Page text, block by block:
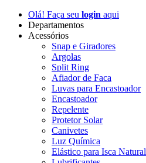
Olá! Faça seu login aqui
Departamentos
Acessórios
Snap e Giradores
Argolas
Split Ring
Afiador de Faca
Luvas para Encastoador
Encastoador
Repelente
Protetor Solar
Canivetes
Luz Química
Elástico para Isca Natural